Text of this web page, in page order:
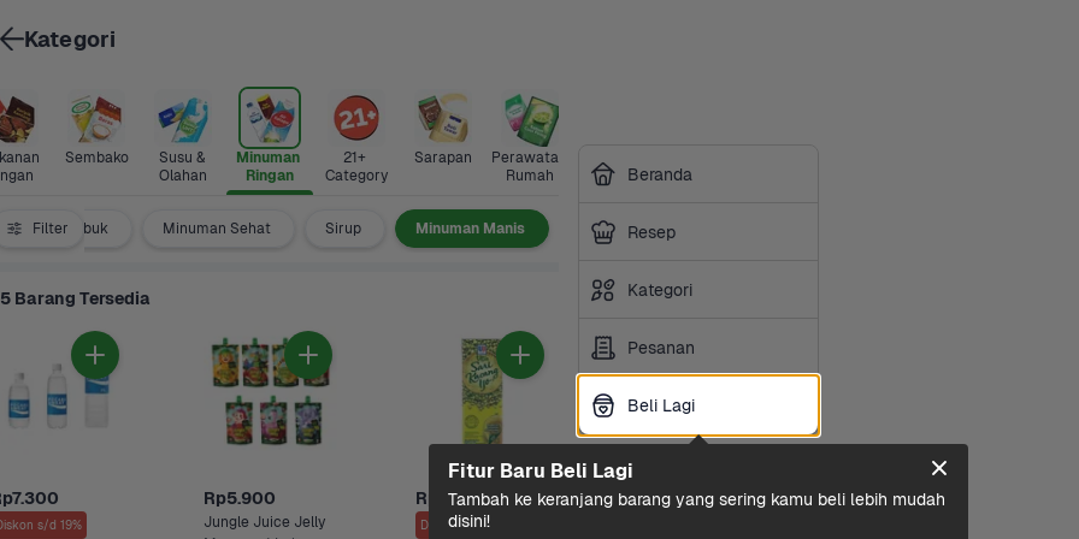
Sembako
Susu &
Olahan
Minuman
Ringan
21+
Category
Sarapan
Perawatan
Rumah
Saus
Diri
Filter
Minuman Bubuk Minuman Sehat Sirup Minuman Manis
5 Barang Tersedia
s/d 19%
Rp5.900
Jungle Juice Jelly
Rp5.900
Diskon s/d 3%
Beranda
Resep
Kategori
Pesanan
Beli Lagi
Kategori
Beli Lagi
Fitur Baru Beli Lagi
Tambah ke keranjang barang yang sering kamu beli lebih mudah
disini!